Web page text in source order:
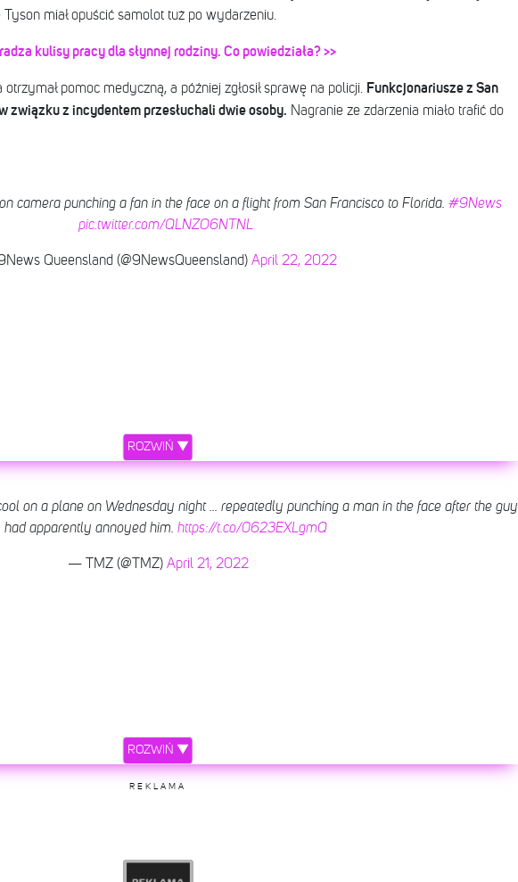
Tyson miał opuścić samolot tuż po wydarzeniu.
kulisy pracy dla słynnej rodziny. Co powiedziała? >>
pomoc medyczną, a później zgłosił sprawę na policji. Funkcjonariusze z San
związku z incydentem przesłuchali dwie osoby. Nagranie ze zdarzenia miało trafić do
camera punching a fan in the face on a flight from San Francisco to Florida. #9News
pic.twitter.com/QLNZO6NTNL
Queensland (@9NewsQueensland) April 22, 2022
ROZWIŃ ▼
on a plane on Wednesday night ... repeatedly punching a man in the face after the guy
had apparently annoyed him. https://t.co/0623EXLgmQ
— TMZ (@TMZ) April 21, 2022
ROZWIŃ ▼
REKLAMA